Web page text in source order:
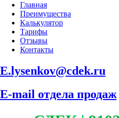
Главная
Преимущества
Калькулятор
Тарифы
Отзывы
Контакты
E.lysenkov@cdek.ru
E-mail отдела продаж